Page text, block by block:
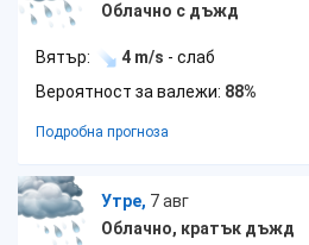
Облачно с дъжд
Вятър: 4 m/s - слаб
Вероятност за валежи: 88%
Подробна прогноза
Утре, 7 авг
Облачно, кратък дъжд